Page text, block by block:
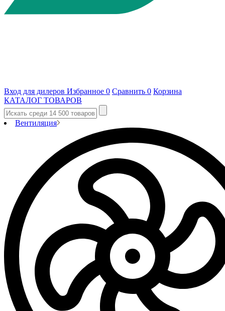
Вход для дилеров Избранное 0 Сравнить 0 Корзина
КАТАЛОГ ТОВАРОВ
Вентиляция